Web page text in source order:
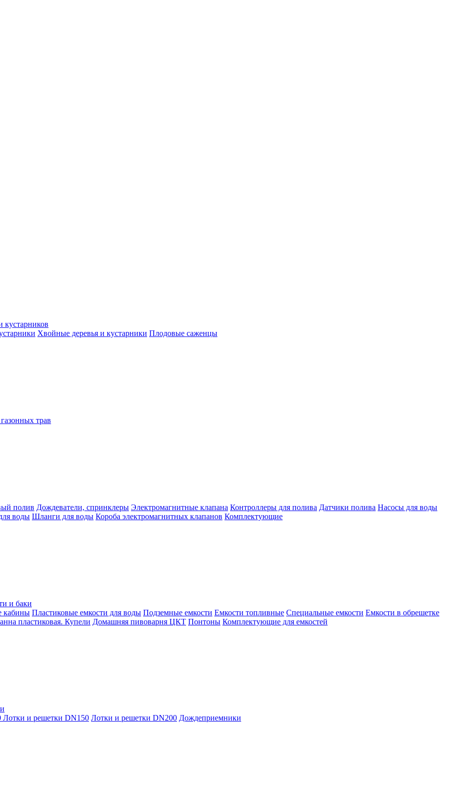
кустарников
Хвойные деревья и кустарники Плодовые саженцы
трав
полив Дождеватели, спринклеры Электромагнитные клапана Контроллеры для полива Датчики полива Насосы для воды
воды Шланги для воды Короба электромагнитных клапанов Комплектующие
и баки
кабины Пластиковые емкости для воды Подземные емкости Емкости топливные Специальные емкости Емкости в обрешетке
пластиковая. Купели Домашняя пивоварня ЦКТ Понтоны Комплектующие для емкостей
Лотки и решетки DN150 Лотки и решетки DN200 Дождеприемники